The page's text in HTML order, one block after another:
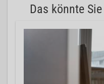
Das könnte